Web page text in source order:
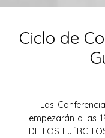
Ciclo de
Las
empezarán a las
DE LOS